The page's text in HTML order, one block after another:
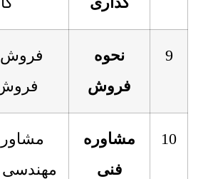
9
نحوه
فروش
فروش
10
مشاوره
فنی
مهندسی